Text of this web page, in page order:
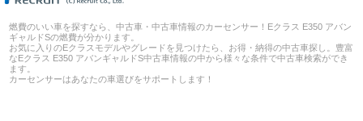
燃費のいい車を探すなら、中古車・中古車情報のカーセンサー！Eクラス E350 アバン
ギャルドSの燃費が分かります。
お気に入りのEクラスモデルやグレードを見つけたら、お得・納得の中古車探し。豊富
なEクラス E350 アバンギャルドS中古車情報の中から様々な条件で中古車検索ができ
ます。
カーセンサーはあなたの車選びをサポートします！